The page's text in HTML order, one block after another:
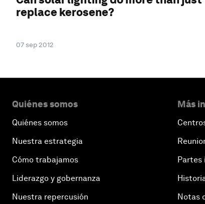
replace kerosene?
07 sep 2012
Quiénes somos
Quiénes somos
Nuestra estrategia
Cómo trabajamos
Liderazgo y gobernanza
Nuestra repercusión
Más
Partes
Notas